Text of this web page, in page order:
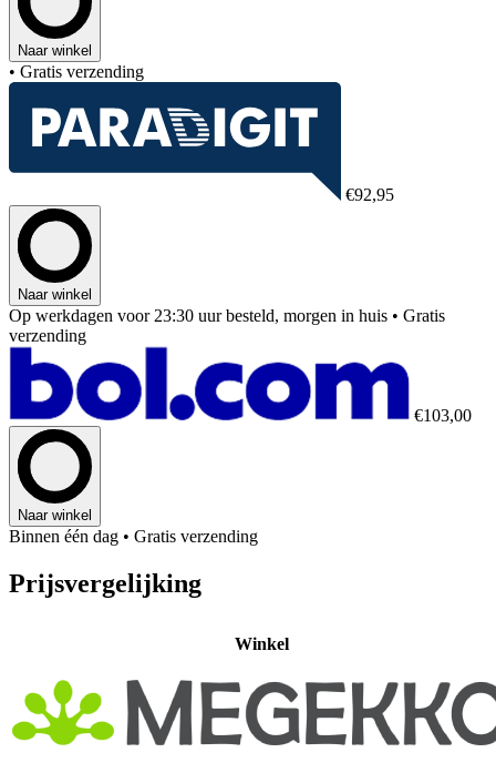
Naar winkel
• Gratis verzending
€92,95
Naar winkel
Op werkdagen voor 23:30 uur besteld, morgen in huis • Gratis
verzending
€103,00
Naar winkel
Binnen één dag • Gratis verzending
Prijsvergelijking
Winkel